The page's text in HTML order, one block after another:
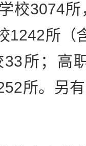
3074所
1242所（
所；高
所。另